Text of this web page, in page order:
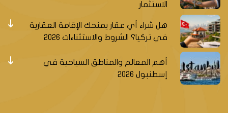
الاستثمار
هل شراء أي عقار يمنحك الإقامة العقارية
في تركيا؟ الشروط والاستثناءات 2026
أهم المعالم والمناطق السياحية في
إسطنبول 2026